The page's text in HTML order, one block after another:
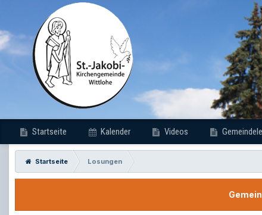
Startseite Kalender Videos
Startseite
Losungen